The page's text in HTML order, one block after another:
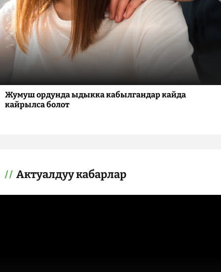
Жумуш ордунда ыдыкка кабылгандар кайда
кайрылса болот
Актуалдуу кабарлар